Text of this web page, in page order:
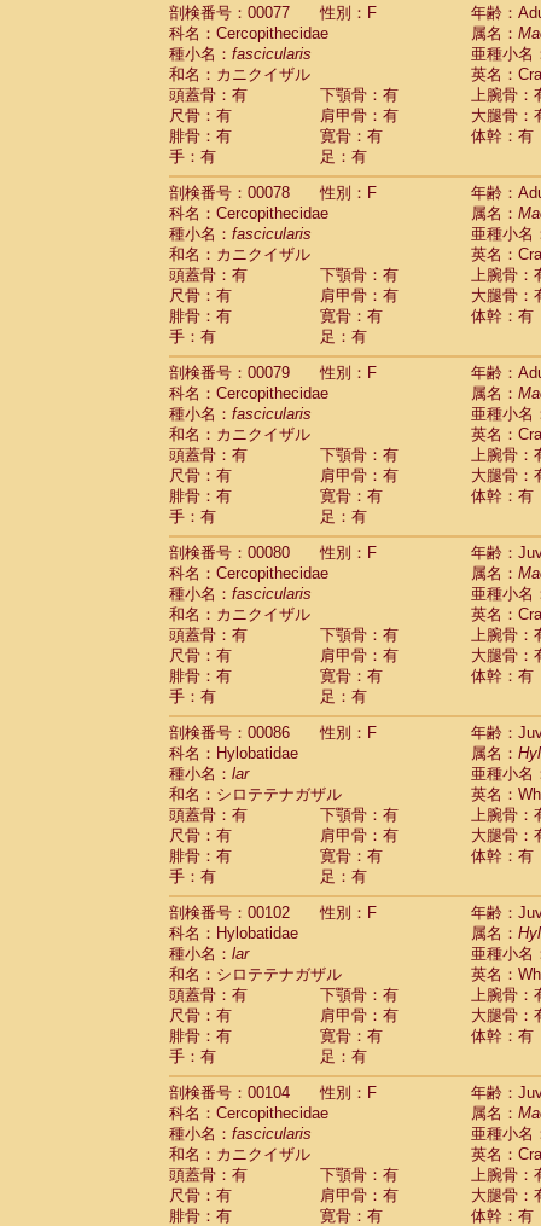
剖検番号：00077
性別：F
年齢：
科名：Cercopithecidae
属名：
種小名： fascicularis
亜種小名
和名：カニクイザル
英名：
頭蓋骨：有
下顎骨：有
上腕骨：
尺骨：有
肩甲骨：有
大腿骨：
腓骨：有
寛骨：有
体幹：有
手：有
足：有
剖検番号：00078
性別：F
年齢：
科名：Cercopithecidae
属名：
種小名： fascicularis
亜種小名
和名：カニクイザル
英名：
頭蓋骨：有
下顎骨：有
上腕骨：
尺骨：有
肩甲骨：有
大腿骨：
腓骨：有
寛骨：有
体幹：有
手：有
足：有
剖検番号：00079
性別：F
年齢：
科名：Cercopithecidae
属名：
種小名： fascicularis
亜種小名
和名：カニクイザル
英名：
頭蓋骨：有
下顎骨：有
上腕骨：
尺骨：有
肩甲骨：有
大腿骨：
腓骨：有
寛骨：有
体幹：有
手：有
足：有
剖検番号：00080
性別：F
年齢：
科名：Cercopithecidae
属名：
種小名： fascicularis
亜種小名
和名：カニクイザル
英名：
頭蓋骨：有
下顎骨：有
上腕骨：
尺骨：有
肩甲骨：有
大腿骨：
腓骨：有
寛骨：有
体幹：有
手：有
足：有
剖検番号：00086
性別：F
年齢：
科名：Hylobatidae
属名：
種小名： lar
亜種小名
和名：シロテテナガザル
英名：
頭蓋骨：有
下顎骨：有
上腕骨：
尺骨：有
肩甲骨：有
大腿骨：
腓骨：有
寛骨：有
体幹：有
手：有
足：有
剖検番号：00102
性別：F
年齢：
科名：Hylobatidae
属名：
種小名： lar
亜種小名
和名：シロテテナガザル
英名：
頭蓋骨：有
下顎骨：有
上腕骨：
尺骨：有
肩甲骨：有
大腿骨：
腓骨：有
寛骨：有
体幹：有
手：有
足：有
剖検番号：00104
性別：F
年齢：
科名：Cercopithecidae
属名：
種小名： fascicularis
亜種小名
和名：カニクイザル
英名：
頭蓋骨：有
下顎骨：有
上腕骨：
尺骨：有
肩甲骨：有
大腿骨：
腓骨：有
寛骨：有
体幹：有